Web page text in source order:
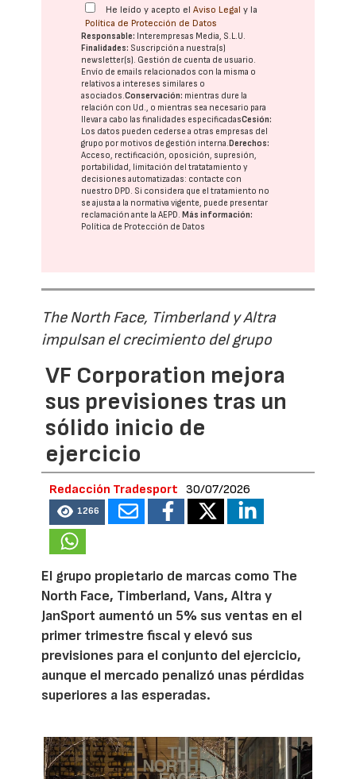
He leído y acepto elAviso Legal y la
Política de Protección de Datos
Responsable: Interempresas Media, S.L.U.
Finalidades: Suscripción a nuestra(s)
newsletter(s). Gestión de cuenta de usuario.
Envío de emails relacionados con la misma o
relativos a intereses similares o
asociados.Conservación: mientras dure la
relación con Ud., o mientras sea necesario para
llevar a cabo las finalidades especificadasCesión:
Los datos pueden cederse a otras empresas del
grupo por motivos de gestión interna.Derechos:
Acceso, rectificación, oposición, supresión,
portabilidad, limitación del tratatamiento y
decisiones automatizadas: contacte con
nuestro DPD. Si considera que el tratamiento no
se ajusta a la normativa vigente, puede presentar
reclamación ante laAEPD.Más información:
Política de Protección de Datos
The North Face, Timberland y Altra
impulsan el crecimiento del grupo
VF Corporation mejora
sus previsiones tras un
sólido inicio de
ejercicio
Redacción Tradesport 30/07/2026
1266
El grupo propietario de marcas como The
North Face, Timberland, Vans, Altra y
JanSport aumentó un 5% sus ventas en el
primer trimestre fiscal y elevó sus
previsiones para el conjunto del ejercicio,
aunque el mercado penalizó unas pérdidas
superiores a las esperadas.